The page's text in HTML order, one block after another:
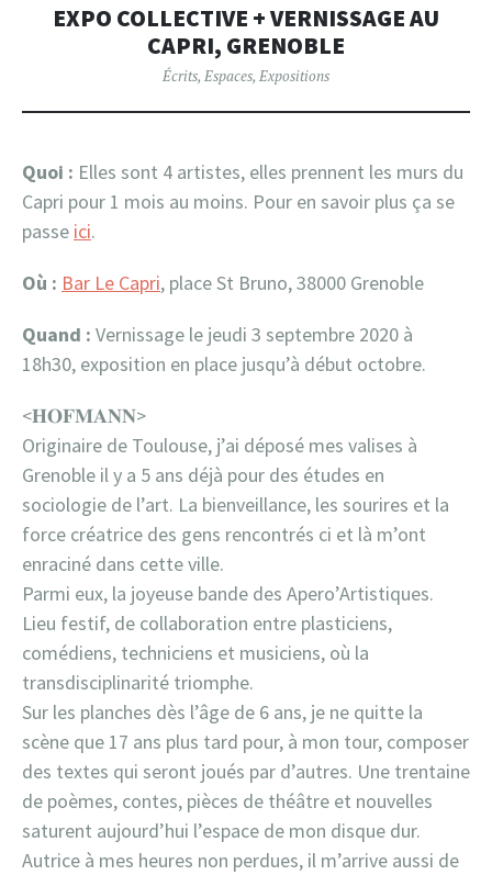
EXPO COLLECTIVE + VERNISSAGE AU
CAPRI, GRENOBLE
Écrits, Espaces, Expositions
Quoi : Elles sont 4 artistes, elles prennent les murs du
Capri pour 1 mois au moins. Pour en savoir plus ça se
passe ici.
Où : Bar Le Capri, place St Bruno, 38000 Grenoble
Quand : Vernissage le jeudi 3 septembre 2020 à
18h30, exposition en place jusqu’à début octobre.
<𝐇𝐎𝐅𝐌𝐀𝐍𝐍>
Originaire de Toulouse, j’ai déposé mes valises à
Grenoble il y a 5 ans déjà pour des études en
sociologie de l’art. La bienveillance, les sourires et la
force créatrice des gens rencontrés ci et là m’ont
enraciné dans cette ville.
Parmi eux, la joyeuse bande des Apero’Artistiques.
Lieu festif, de collaboration entre plasticiens,
comédiens, techniciens et musiciens, où la
transdisciplinarité triomphe.
Sur les planches dès l’âge de 6 ans, je ne quitte la
scène que 17 ans plus tard pour, à mon tour, composer
des textes qui seront joués par d’autres. Une trentaine
de poèmes, contes, pièces de théâtre et nouvelles
saturent aujourd’hui l’espace de mon disque dur.
Autrice à mes heures non perdues, il m’arrive aussi de